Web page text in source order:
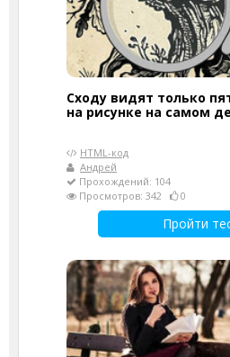
Сходу видят только
на рисунке на самом
HTML-код
Андрей
Прохождений: 104
Просмотров: 342
0
Пройти